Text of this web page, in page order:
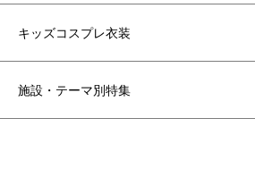
キッズコスプレ衣装
施設・テーマ別特集